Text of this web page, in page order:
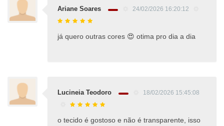
Ariane Soares 24/02/2026 16:20:12
já quero outras cores 😍 otima pro dia a dia
Lucineia Teodoro 18/02/2026 15:45:08
o tecido é gostoso e não é transparente, isso